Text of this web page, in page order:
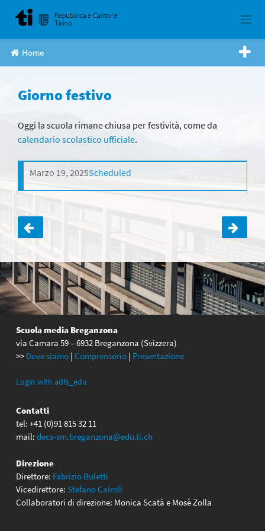
Home
Giorno festivo
Oggi la scuola rimane chiusa per festività, come da
calendario scolastico ufficiale.
Marzo 19, 2025Scheduled
Navigazione
articoli
Scuola media Breganzona
via Camara 59 – 6932 Breganzona (Svizzera)
>> Dove siamo | Comprensorio | Presentazione
Login with adfs_edu
Contatti
tel: +41 (0)91 815 32 11
mail: decs-sm.breganzona@edu.ti.ch
Direzione
Direttore: Fabrizio Buletti
Vicedirettore: Stefano Cairoli
Collaboratori di direzione: Monica Scatà e Mosè Zolla